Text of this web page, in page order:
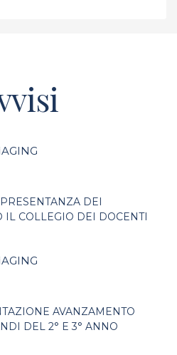
DEI
IL COLLEGIO DEI DOCENTI
AVANZAMENTO
DEL 2° E 3° ANNO